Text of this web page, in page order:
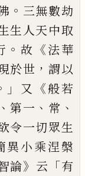
。 三無數劫
生人天中取
。故 《法華
於世 ，謂以
」 又 《般若
、第一 、 常 、
令一切眾生
異小乘涅槃
論》 云 「有